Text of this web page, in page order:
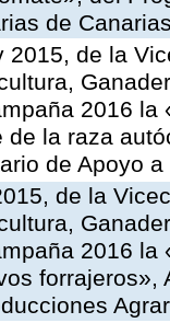
de
2015, de la
2016
la raza
de Apoyo
de la
2016 la
forrajeros»,